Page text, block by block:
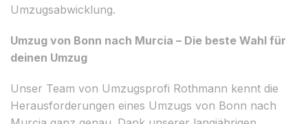
Umzugsabwicklung.
Umzug von Bonn nach Murcia – Die beste Wahl für
deinen Umzug
Unser Team von Umzugsprofi Rothmann kennt die
Herausforderungen eines Umzugs von Bonn nach